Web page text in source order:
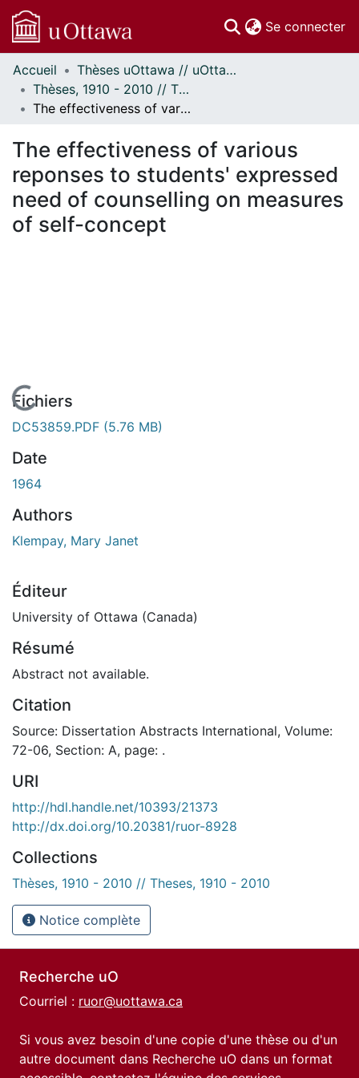
Se connecter
Communautés
et collections
Parcourir
À propos
Accueil
Thèses uOttawa // uOttawa Theses
Thèses, 1910 - 2010 // Theses, 1910 - 2010
The effectiveness of various reponses to students' expressed need of counselling on measures of self-concept
The effectiveness of various
reponses to students' expressed
need of counselling on measures
of self-concept
En cours de chargement...
Fichiers
DC53859.PDF (5.76 MB)
Date
1964
Authors
Klempay, Mary Janet
Éditeur
University of Ottawa (Canada)
Résumé
Abstract not available.
Citation
Source: Dissertation Abstracts International, Volume:
72-06, Section: A, page: .
URI
http://hdl.handle.net/10393/21373
http://dx.doi.org/10.20381/ruor-8928
Collections
Thèses, 1910 - 2010 // Theses, 1910 - 2010
Notice complète
Recherche uO
Courriel : ruor@uottawa.ca
Si vous avez besoin d'une copie d'une thèse ou d'un
autre document dans Recherche uO dans un format